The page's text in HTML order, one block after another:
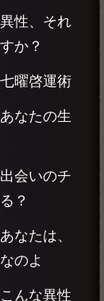
性、それ
か？
曜啓運術
なたの生
会いのチ
？
なたは、
のよ
んな異性